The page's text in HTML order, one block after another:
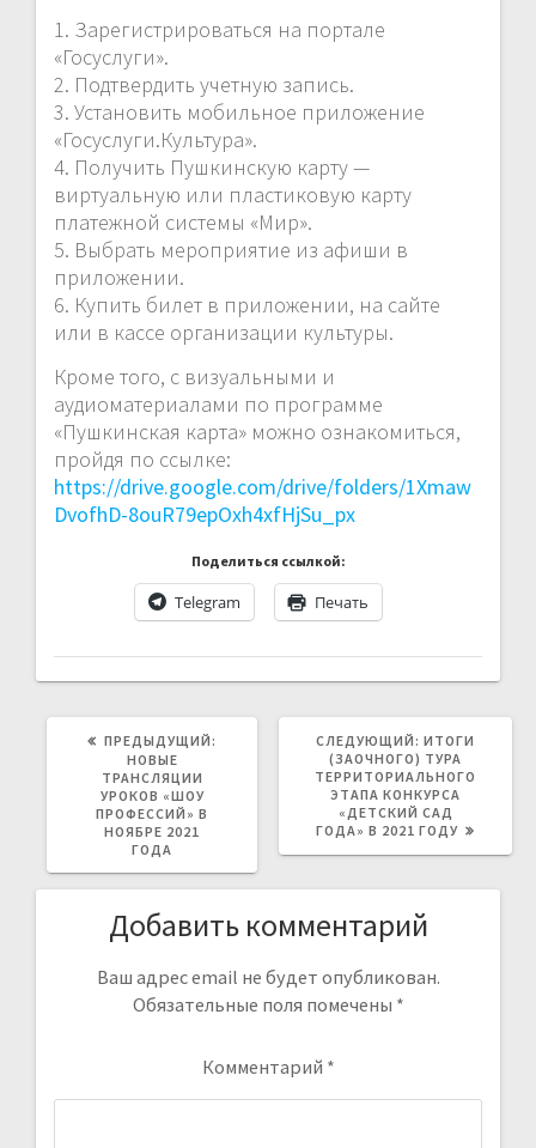
1. Зарегистрироваться на портале
«Госуслуги».
2. Подтвердить учетную запись.
3. Установить мобильное приложение
«Госуслуги.Культура».
4. Получить Пушкинскую карту —
виртуальную или пластиковую карту
платежной системы «Мир».
5. Выбрать мероприятие из афиши в
приложении.
6. Купить билет в приложении, на сайте
или в кассе организации культуры.
Кроме того, с визуальными и
аудиоматериалами по программе
«Пушкинская карта» можно ознакомиться,
пройдя по ссылке:
https://drive.google.com/drive/folders/1Xmaw
DvofhD-8ouR79epOxh4xfHjSu_px
Поделиться ссылкой:
Telegram Печать
ПРЕДЫДУЩИЙ: ПРЕДЫДУЩАЯ
НОВЫЕ
ТРАНСЛЯЦИИ
УРОКОВ «ШОУ
ПРОФЕССИЙ» В
НОЯБРЕ 2021
ГОДА
СЛЕДУЮЩИЙ: СЛЕДУЮЩАЯ
ЗАПИСЬ:
ИТОГИ
(ЗАОЧНОГО) ТУРА
ТЕРРИТОРИАЛЬНОГО
ЭТАПА КОНКУРСА
«ДЕТСКИЙ САД
ГОДА» В 2021 ГОДУ
Добавить комментарий
Ваш адрес email не будет опубликован.
Обязательные поля помечены *
Комментарий *